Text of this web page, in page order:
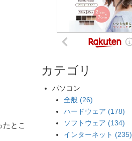
たとこ
カテゴリ
パソコン
全般 (26)
ハードウェア (178)
ソフトウェア (134)
インターネット (235)